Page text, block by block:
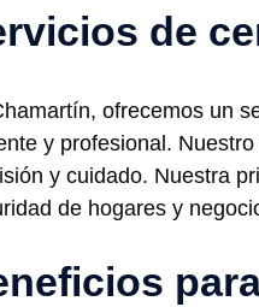
de
ofrecemos un
y profesional.
y cuidado. Nuestra
de hogares y